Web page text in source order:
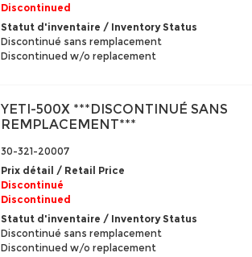
Discontinued
Statut d'inventaire / Inventory Status
Discontinué sans remplacement
Discontinued w/o replacement
YETI-500X ***DISCONTINUÉ SANS
REMPLACEMENT***
30-321-20007
Prix détail / Retail Price
Discontinué
Discontinued
Statut d'inventaire / Inventory Status
Discontinué sans remplacement
Discontinued w/o replacement